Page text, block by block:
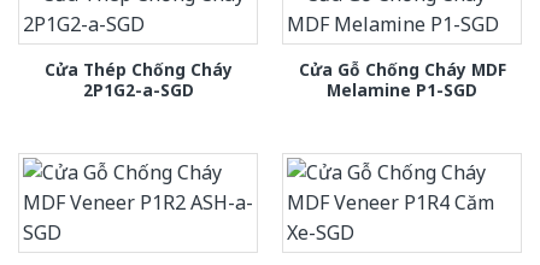
Cửa Thép Chống Cháy
2P1G2-a-SGD
Cửa Gỗ Chống Cháy MDF
Melamine P1-SGD